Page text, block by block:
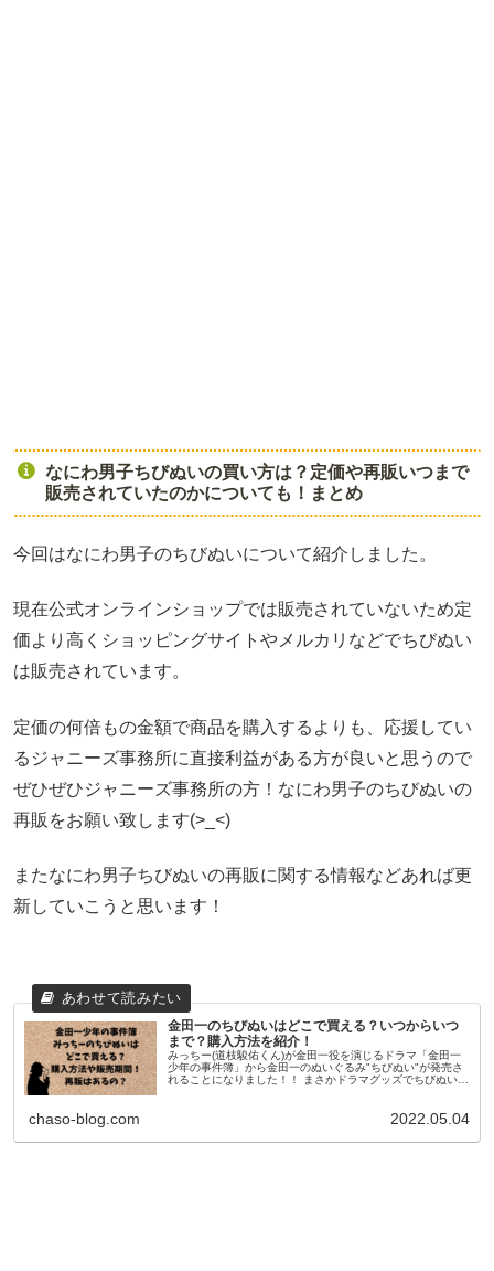
なにわ男子ちびぬいの買い方は？定価や再販いつまで
販売されていたのかについても！まとめ
今回はなにわ男子のちびぬいについて紹介しました。
現在公式オンラインショップでは販売されていないため定
価より高くショッピングサイトやメルカリなどでちびぬい
は販売されています。
定価の何倍もの金額で商品を購入するよりも、応援してい
るジャニーズ事務所に直接利益がある方が良いと思うので
ぜひぜひジャニーズ事務所の方！なにわ男子のちびぬいの
再販をお願い致します(>_<)
またなにわ男子ちびぬいの再販に関する情報などあれば更
新していこうと思います！
金田一のちびぬいはどこで買える？いつからいつ
まで？購入方法を紹介！
みっちー(道枝駿佑くん)が金田一役を演じるドラマ「金田一
少年の事件簿」から金田一のぬいぐるみ"ちびぬい"が発売さ
れることになりました！！ まさかドラマグッズでちびぬいが
chaso-blog.com 2022.05.04